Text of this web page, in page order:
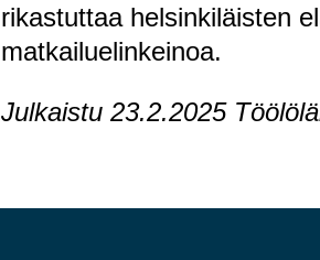
rikastuttaa helsinkiläisten
matkailuelinkeinoa.
Julkaistu 23.2.2025